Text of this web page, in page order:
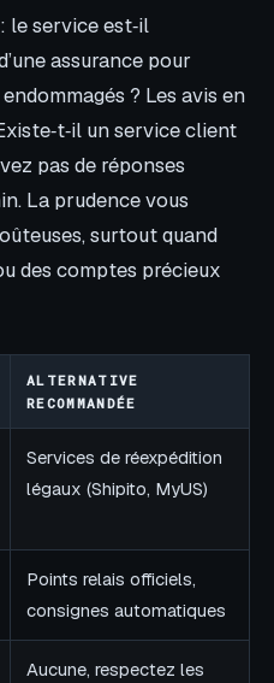
le service est‑il
assurance pour
? Les avis en
un service client
pas de réponses
La prudence vous
surtout quand
des comptes précieux
ALTERNATIVE
RECOMMANDÉE
Services de réexpédition
légaux (Shipito, MyUS)
Points relais officiels,
consignes automatiques
Aucune, respectez les